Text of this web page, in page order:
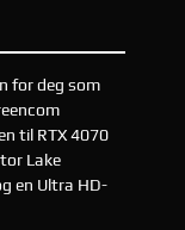
for deg som
til RTX 4070
Lake
en Ultra HD-